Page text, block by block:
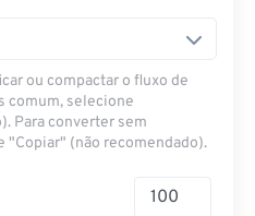
ou compactar o fluxo de
comum, selecione
Para converter sem
"Copiar" (não recomendado).